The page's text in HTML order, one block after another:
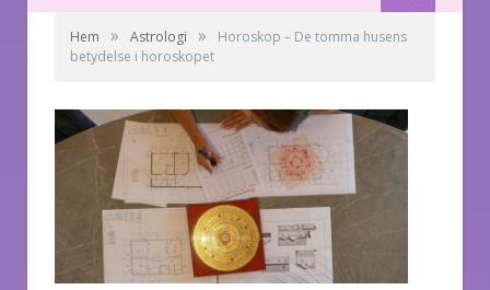
Hem » Astrologi »
Horoskop – De tomma husens
betydelse i horoskopet